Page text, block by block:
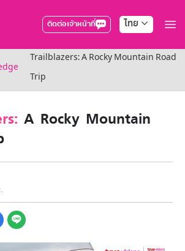
ติดต่อเจ้าหน้าที่ ไทย
Thai
วิชันส์นาวทั้งหมด
นดาวเทียม
ค้าทรูวิชั่นส์
รับผู้ประกอบการ
ยการ
Trailblazers: A Rocky Mountain Road
Trip
A Rocky Mountain